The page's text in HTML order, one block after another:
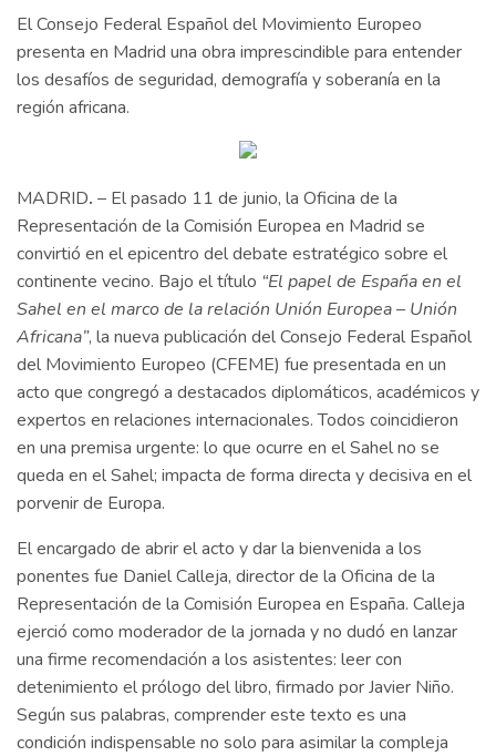
El Consejo Federal Español del Movimiento Europeo
presenta en Madrid una obra imprescindible para entender
los desafíos de seguridad, demografía y soberanía en la
región africana.
MADRID. – El pasado 11 de junio, la Oficina de la
Representación de la Comisión Europea en Madrid se
convirtió en el epicentro del debate estratégico sobre el
continente vecino. Bajo el título “El papel de España en el
Sahel en el marco de la relación Unión Europea – Unión
Africana”, la nueva publicación del Consejo Federal Español
del Movimiento Europeo (CFEME) fue presentada en un
acto que congregó a destacados diplomáticos, académicos y
expertos en relaciones internacionales. Todos coincidieron
en una premisa urgente: lo que ocurre en el Sahel no se
queda en el Sahel; impacta de forma directa y decisiva en el
porvenir de Europa.
El encargado de abrir el acto y dar la bienvenida a los
ponentes fue Daniel Calleja, director de la Oficina de la
Representación de la Comisión Europea en España. Calleja
ejerció como moderador de la jornada y no dudó en lanzar
una firme recomendación a los asistentes: leer con
detenimiento el prólogo del libro, firmado por Javier Niño.
Según sus palabras, comprender este texto es una
condición indispensable no solo para asimilar la compleja